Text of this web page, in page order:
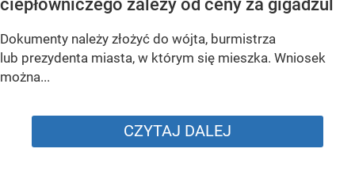
ciepłowniczego zależy od ceny za gigadżul
Dokumenty należy złożyć do wójta, burmistrza
lub prezydenta miasta, w którym się mieszka. Wniosek
można...
CZYTAJ DALEJ